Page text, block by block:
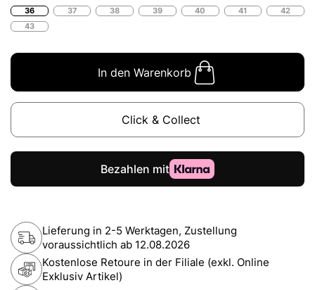
36 37 38 39 40 41
42
43
In den Warenkorb
Click & Collect
Lieferung in 2-5 Werktagen, Zustellung
voraussichtlich ab 12.08.2026
Kostenlose Retoure in der Filiale (exkl. Online
Exklusiv Artikel)